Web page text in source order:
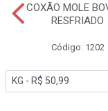
COXÃO MOLE
RESFRIADO
Código: 1202